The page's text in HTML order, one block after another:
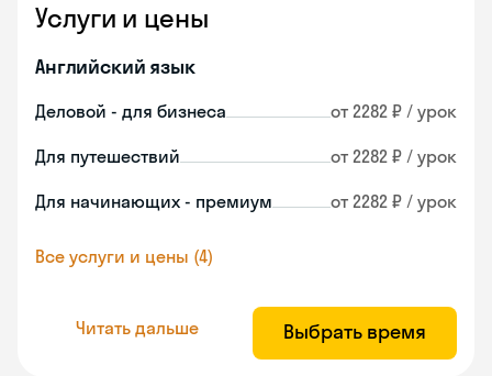
Услуги и цены
Английский язык
Деловой - для бизнеса от 2282 ₽ / урок
Для путешествий от 2282 ₽ / урок
Для начинающих - премиум от 2282 ₽ / урок
Все услуги и цены (4)
Читать дальше Выбрать время